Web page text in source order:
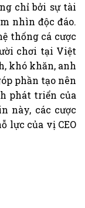
chỉ bởi sự tài
nhìn độc đáo.
thống cá cược
chơi tại Việt
khó khăn, anh
phần tạo nên
phát triển của
này, các cược
lực của vị CEO